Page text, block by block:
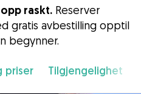
raskt. Reserver
gratis avbestilling opptil
begynner.
priser Tilgjengelighet